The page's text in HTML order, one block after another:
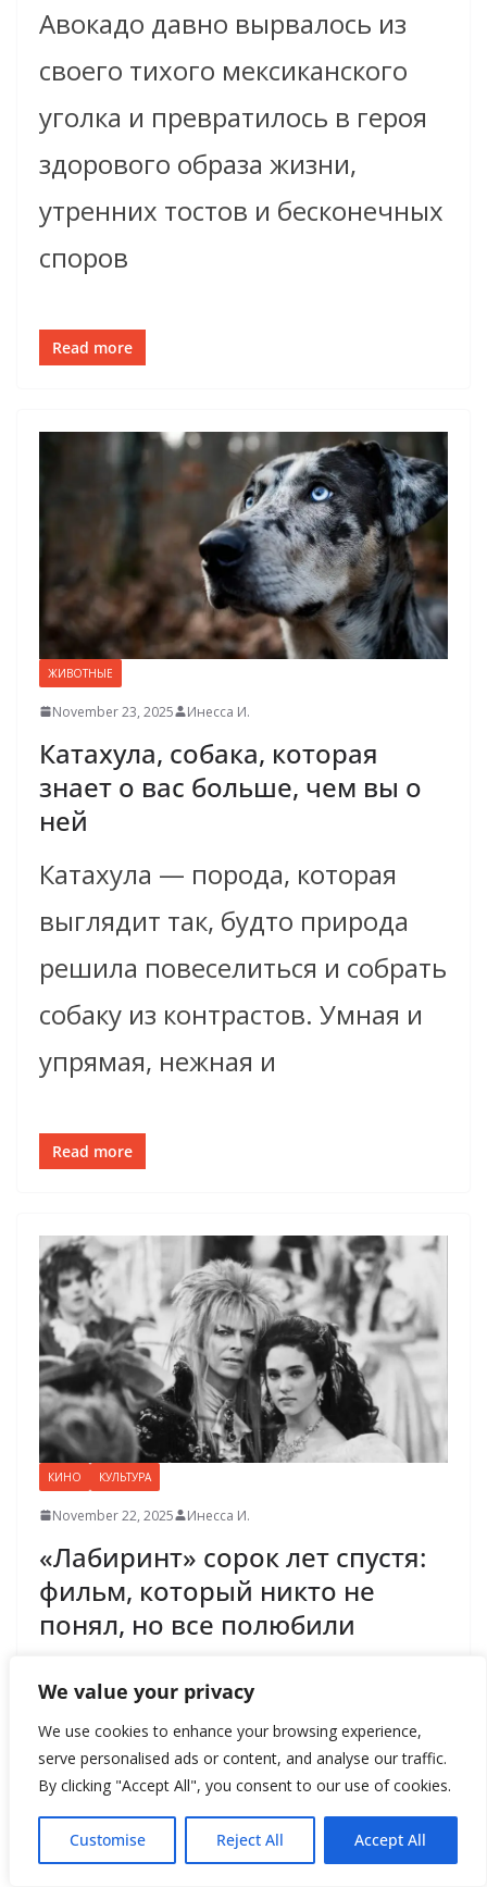
We value your privacy
We use cookies to enhance your browsing experience,
serve personalised ads or content, and analyse our traffic.
By clicking "Accept All", you consent to our use of cookies.
Customise Reject All Accept All
Авокадо давно вырвалось из
своего тихого мексиканского
уголка и превратилось в героя
здорового образа жизни,
утренних тостов и бесконечных
споров
Read more
ЖИВОТНЫЕ
November 23, 2025 Инесса И.
Катахула, собака, которая
знает о вас больше, чем вы о
ней
Катахула — порода, которая
выглядит так, будто природа
решила повеселиться и собрать
собаку из контрастов. Умная и
упрямая, нежная и
Read more
КИНО КУЛЬТУРА
November 22, 2025 Инесса И.
«Лабиринт» сорок лет спустя:
фильм, который никто не
понял, но все полюбили
«Лабиринт» — редкий пример
фильма, который умудрился
провалиться в прокате, стать
культовым позже и вернуться
на большой экран через сорок